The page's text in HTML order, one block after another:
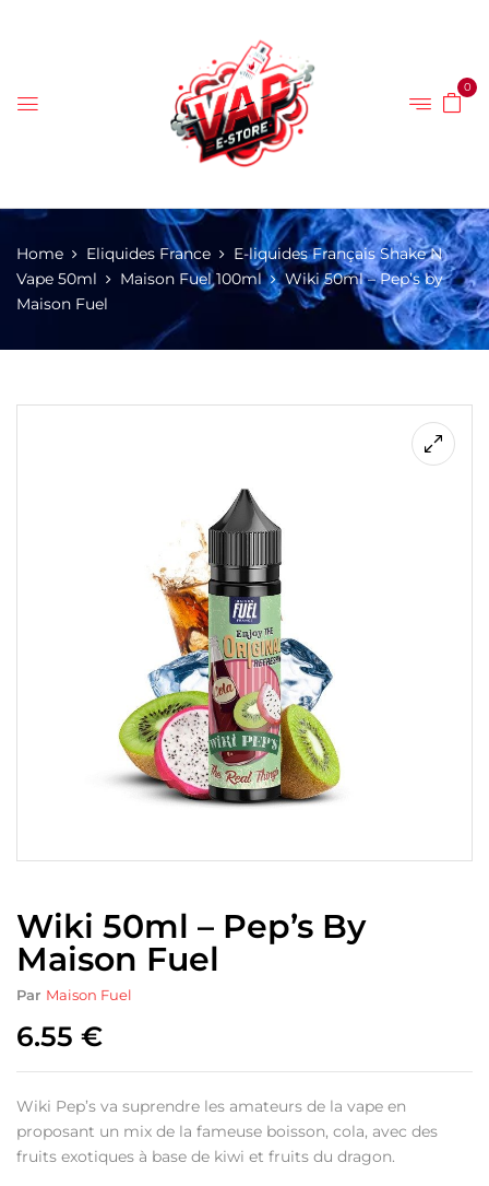
0
Home Eliquides France
E-liquides Français Shake N
Vape 50ml
Maison Fuel 100ml
Wiki 50ml – Pep’s by
Maison Fuel
Wiki 50ml – Pep’s By
Maison Fuel
Par Maison Fuel
6.55 €
Wiki Pep’s va suprendre les amateurs de la vape en
proposant un mix de la fameuse boisson, cola, avec des
fruits exotiques à base de kiwi et fruits du dragon.